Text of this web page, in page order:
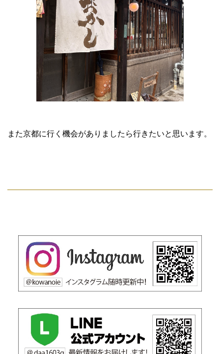
また京都に行く機会がありましたら行きたいと思います。